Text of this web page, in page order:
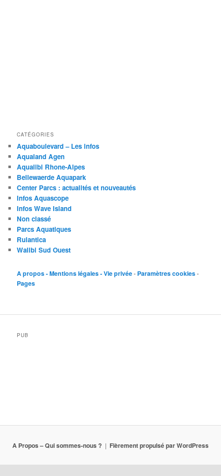
CATÉGORIES
Aquaboulevard – Les infos
Aqualand Agen
Aqualibi Rhone-Alpes
Bellewaerde Aquapark
Center Parcs : actualités et nouveautés
Infos Aquascope
Infos Wave Island
Non classé
Parcs Aquatiques
Rulantica
Walibi Sud Ouest
A propos - Mentions légales - Vie privée- Paramètres cookies-
Pages
PUB
A Propos – Qui sommes-nous ? Fièrement propulsé par WordPress